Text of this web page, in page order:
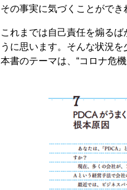
その事実に気づくことができ
これまでは自己責任を煽る
うに思います。そんな状況
本書のテーマは、“コロナ危機